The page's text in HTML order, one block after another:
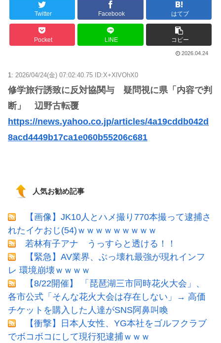
Twitter Facebook はてブ
Pocket LINE コピー
2026.04.24
1: 2026/04/24(金) 07:02:40.75 ID:X+XlVOhX0
修学旅行誘致に反対協関与 疑問視に県「内容で判
断」 辺野古転覆
https://news.yahoo.co.jp/articles/4a19cddb042d
8acd4449b17ca1e060b55206c681
人気お勧め記事
【画像】JK10人とハメ撮り770本撮って逮捕さ
れたイケおじ(54)ｗｗｗｗｗｗｗｗｗ
若林有子アナ うっすらと透ける！！
【緊急】AV業界、ぶっ壊れ最強が現れインフ
レ 環境崩壊ｗｗｗｗ
【8/22開催】 「琵琶湖三市同時花火大会」、
各市公式「そんな花火大会は存在しない」→ 高価
チケットを購入した人達がSNS阿鼻叫喚
【衝撃】日本人女性、YG本社をゴルフクラブ
でボコボコにして現行犯逮捕ｗｗｗ